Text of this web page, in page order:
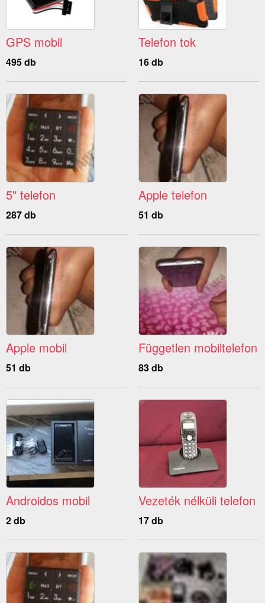
GPS mobil
495 db
Telefon tok
16 db
5" telefon
287 db
Apple telefon
51 db
Apple mobil
51 db
Független mobiltelefon
83 db
Androidos mobil
2 db
Vezeték nélküli telefon
17 db